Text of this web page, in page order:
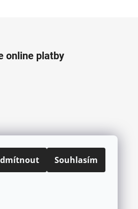
Souhlasím
online platby